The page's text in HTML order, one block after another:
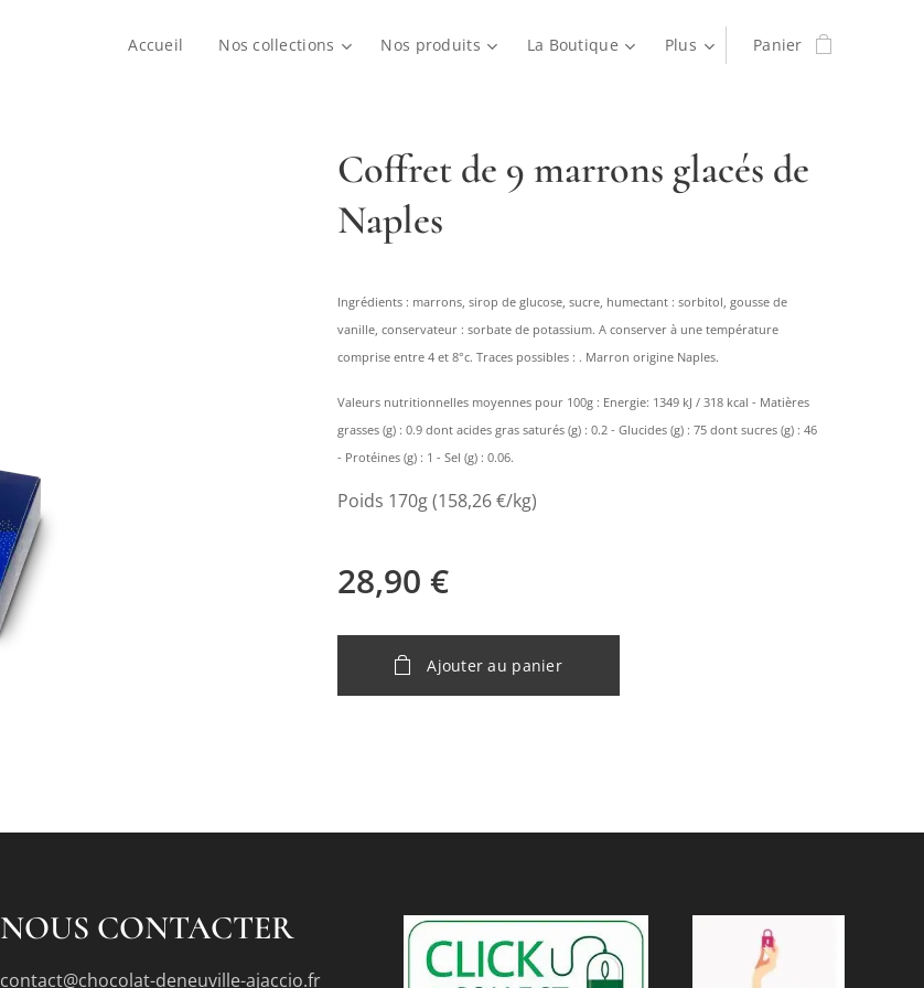
Accueil Nos collections Nos produits La Boutique Plus Panier
Coffret de 9 marrons glacés de
Naples
Ingrédients : marrons, sirop de glucose, sucre, humectant : sorbitol, gousse de
vanille, conservateur : sorbate de potassium. A conserver à une température
comprise entre 4 et 8°c. Traces possibles : . Marron origine Naples.
Valeurs nutritionnelles moyennes pour 100g : Energie: 1349 kJ / 318 kcal - Matières
grasses (g) : 0.9 dont acides gras saturés (g) : 0.2 - Glucides (g) : 75 dont sucres (g) : 46
- Protéines (g) : 1 - Sel (g) : 0.06.
Poids 170g (158,26 €/kg)
28,90 €
Ajouter au panier
NOUS CONTACTER
contact@chocolat-deneuville-ajaccio.fr